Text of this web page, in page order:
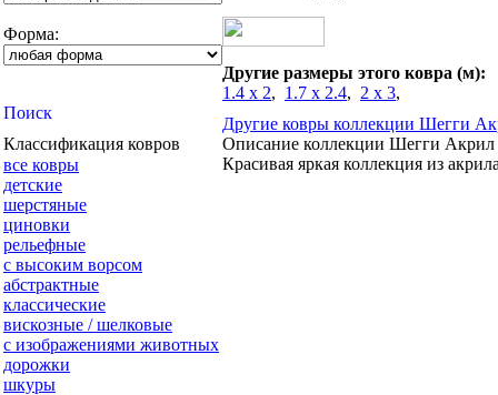
Форма:
Классификация ковров
все ковры
детские
шерстяные
циновки
рельефные
с высоким ворсом
абстрактные
классические
вискозные / шелковые
с изображениями животных
дорожки
шкуры
Другие размеры этого ковра (м):
1.4 x 2, 1.7 x 2.4, 2 x 3,
Другие ковры коллекции Шегги
Описание коллекции Шегги Акрил
Красивая яркая коллекция из